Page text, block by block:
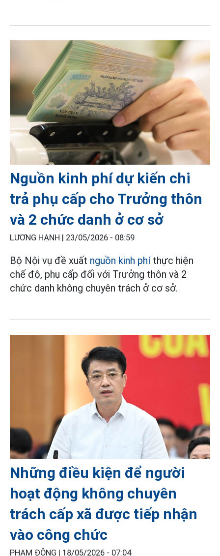
Nguồn kinh phí dự kiến chi
trả phụ cấp cho Trưởng thôn
và 2 chức danh ở cơ sở
LƯƠNG HẠNH | 23/05/2026 - 08:59
Bộ Nội vụ đề xuất nguồn kinh phí thực hiện
chế độ, phụ cấp đối với Trưởng thôn và 2
chức danh không chuyên trách ở cơ sở.
Những điều kiện để người
hoạt động không chuyên
trách cấp xã được tiếp nhận
vào công chức
PHẠM ĐÔNG | 18/05/2026 - 07:04